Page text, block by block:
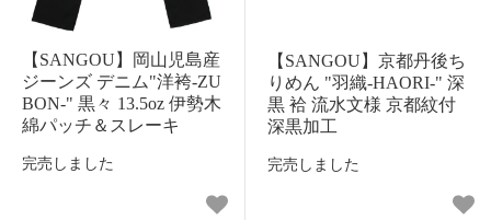
【SANGOU】岡山児島産
ジーンズ デニム"洋袴-ZU
BON-" 黒々 13.5oz 伊勢木
綿パッチ＆スレーキ
完売しました
【SANGOU】京都丹後ち
りめん "羽織-HAORI-" 深
黒 袷 流水文様 京都紋付
深黒加工
完売しました